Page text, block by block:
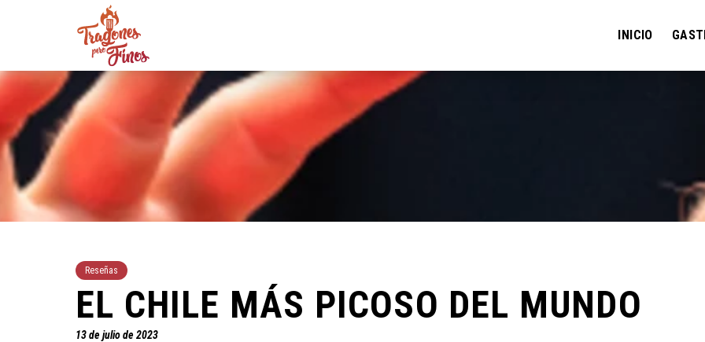
INICIO
Reseñas
EL CHILE MÁS PICOSO DEL MUNDO
13 de julio de 2023